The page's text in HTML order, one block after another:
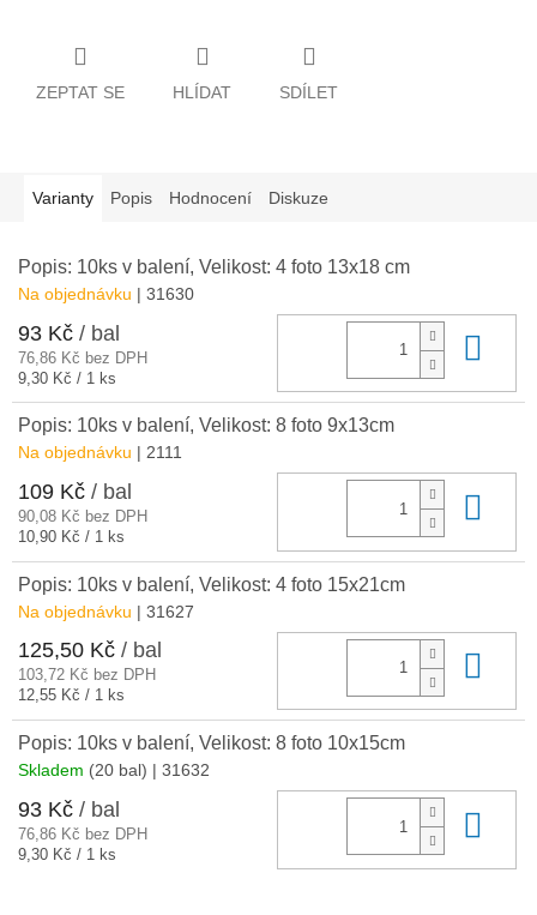
ZEPTAT SE HLÍDAT SDÍLET
Varianty Popis Hodnocení Diskuze
Popis: 10ks v balení, Velikost: 4 foto 13x18 cm
Na objednávku | 31630
93 Kč / bal
76,86 Kč bez DPH
Měrná
9,30 Kč / 1 ks
Popis: 10ks v balení, Velikost: 8 foto 9x13cm
Na objednávku | 2111
109 Kč / bal
90,08 Kč bez DPH
Měrná
10,90 Kč / 1 ks
Popis: 10ks v balení, Velikost: 4 foto 15x21cm
Na objednávku | 31627
125,50 Kč / bal
103,72 Kč bez DPH
Měrná
12,55 Kč / 1 ks
Popis: 10ks v balení, Velikost: 8 foto 10x15cm
Skladem (20 bal) | 31632
93 Kč / bal
76,86 Kč bez DPH
Měrná
9,30 Kč / 1 ks